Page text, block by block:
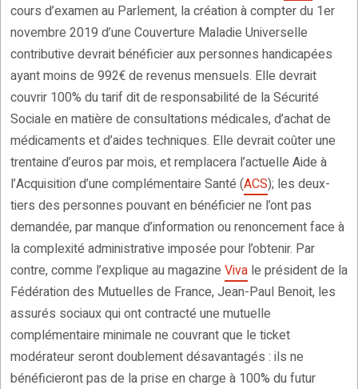
cours d’examen au Parlement, la création à compter du 1er
novembre 2019 d’une Couverture Maladie Universelle
contributive devrait bénéficier aux personnes handicapées
ayant moins de 992€ de revenus mensuels. Elle devrait
couvrir 100% du tarif dit de responsabilité de la Sécurité
Sociale en matière de consultations médicales, d’achat de
médicaments et d’aides techniques. Elle devrait coûter une
trentaine d’euros par mois, et remplacera l’actuelle Aide à
l’Acquisition d’une complémentaire Santé (ACS); les deux-
tiers des personnes pouvant en bénéficier ne l’ont pas
demandée, par manque d’information ou renoncement face à
la complexité administrative imposée pour l’obtenir. Par
contre, comme l’explique au magazine Viva le président de la
Fédération des Mutuelles de France, Jean-Paul Benoit, les
assurés sociaux qui ont contracté une mutuelle
complémentaire minimale ne couvrant que le ticket
modérateur seront doublement désavantagés : ils ne
bénéficieront pas de la prise en charge à 100% du futur